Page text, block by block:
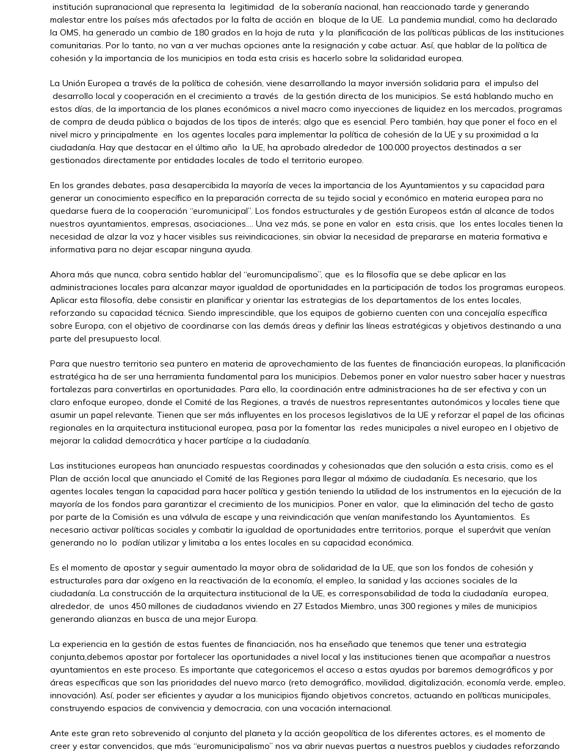
institución supranacional que representa la legitimidad de la soberanía nacional, han reaccionado tarde y generando
malestar entre los países más afectados por la falta de acción en bloque de la UE. La pandemia mundial, como ha declarado
la OMS, ha generado un cambio de 180 grados en la hoja de ruta y la planificación de las políticas públicas de las instituciones
comunitarias. Por lo tanto, no van a ver muchas opciones ante la resignación y cabe actuar. Así, que hablar de la política de
cohesión y la importancia de los municipios en toda esta crisis es hacerlo sobre la solidaridad europea.
La Unión Europea a través de la política de cohesión, viene desarrollando la mayor inversión solidaria para el impulso del
desarrollo local y cooperación en el crecimiento a través de la gestión directa de los municipios. Se está hablando mucho en
estos días, de la importancia de los planes económicos a nivel macro como inyecciones de liquidez en los mercados, programas
de compra de deuda pública o bajadas de los tipos de interés; algo que es esencial. Pero también, hay que poner el foco en el
nivel micro y principalmente en los agentes locales para implementar la política de cohesión de la UE y su proximidad a la
ciudadanía. Hay que destacar en el último año la UE, ha aprobado alrededor de 100.000 proyectos destinados a ser
gestionados directamente por entidades locales de todo el territorio europeo.
En los grandes debates, pasa desapercibida la mayoría de veces la importancia de los Ayuntamientos y su capacidad para
generar un conocimiento específico en la preparación correcta de su tejido social y económico en materia europea para no
quedarse fuera de la cooperación “euromunicipal”. Los fondos estructurales y de gestión Europeos están al alcance de todos
nuestros ayuntamientos, empresas, asociaciones…. Una vez más, se pone en valor en esta crisis, que los entes locales tienen la
necesidad de alzar la voz y hacer visibles sus reivindicaciones, sin obviar la necesidad de prepararse en materia formativa e
informativa para no dejar escapar ninguna ayuda.
Ahora más que nunca, cobra sentido hablar del “euromuncipalismo”, que es la filosofía que se debe aplicar en las
administraciones locales para alcanzar mayor igualdad de oportunidades en la participación de todos los programas europeos.
Aplicar esta filosofía, debe consistir en planificar y orientar las estrategias de los departamentos de los entes locales,
reforzando su capacidad técnica. Siendo imprescindible, que los equipos de gobierno cuenten con una concejalía específica
sobre Europa, con el objetivo de coordinarse con las demás áreas y definir las líneas estratégicas y objetivos destinando a una
parte del presupuesto local.
Para que nuestro territorio sea puntero en materia de aprovechamiento de las fuentes de financiación europeas, la planificación
estratégica ha de ser una herramienta fundamental para los municipios. Debemos poner en valor nuestro saber hacer y nuestras
fortalezas para convertirlas en oportunidades. Para ello, la coordinación entre administraciones ha de ser efectiva y con un
claro enfoque europeo, donde el Comité de las Regiones, a través de nuestros representantes autonómicos y locales tiene que
asumir un papel relevante. Tienen que ser más influyentes en los procesos legislativos de la UE y reforzar el papel de las oficinas
regionales en la arquitectura institucional europea, pasa por la fomentar las redes municipales a nivel europeo en l objetivo de
mejorar la calidad democrática y hacer partícipe a la ciudadanía.
Las instituciones europeas han anunciado respuestas coordinadas y cohesionadas que den solución a esta crisis, como es el
Plan de acción local que anunciado el Comité de las Regiones para llegar al máximo de ciudadanía. Es necesario, que los
agentes locales tengan la capacidad para hacer política y gestión teniendo la utilidad de los instrumentos en la ejecución de la
mayoría de los fondos para garantizar el crecimiento de los municipios. Poner en valor, que la eliminación del techo de gasto
por parte de la Comisión es una válvula de escape y una reivindicación que venían manifestando los Ayuntamientos. Es
necesario activar políticas sociales y combatir la igualdad de oportunidades entre territorios, porque el superávit que venían
generando no lo podían utilizar y limitaba a los entes locales en su capacidad económica.
Es el momento de apostar y seguir aumentado la mayor obra de solidaridad de la UE, que son los fondos de cohesión y
estructurales para dar oxígeno en la reactivación de la economía, el empleo, la sanidad y las acciones sociales de la
ciudadanía. La construcción de la arquitectura institucional de la UE, es corresponsabilidad de toda la ciudadanía europea,
alrededor, de unos 450 millones de ciudadanos viviendo en 27 Estados Miembro, unas 300 regiones y miles de municipios
generando alianzas en busca de una mejor Europa.
La experiencia en la gestión de estas fuentes de financiación, nos ha enseñado que tenemos que tener una estrategia
conjunta,debemos apostar por fortalecer las oportunidades a nivel local y las instituciones tienen que acompañar a nuestros
ayuntamientos en este proceso. Es importante que categoricemos el acceso a estas ayudas por baremos demográficos y por
áreas específicas que son las prioridades del nuevo marco (reto demográfico, movilidad, digitalización, economía verde, empleo,
innovación). Así, poder ser eficientes y ayudar a los municipios fijando objetivos concretos, actuando en políticas municipales,
construyendo espacios de convivencia y democracia, con una vocación internacional.
Ante este gran reto sobrevenido al conjunto del planeta y la acción geopolítica de los diferentes actores, es el momento de
creer y estar convencidos, que más “euromunicipalismo” nos va abrir nuevas puertas a nuestros pueblos y ciudades reforzando